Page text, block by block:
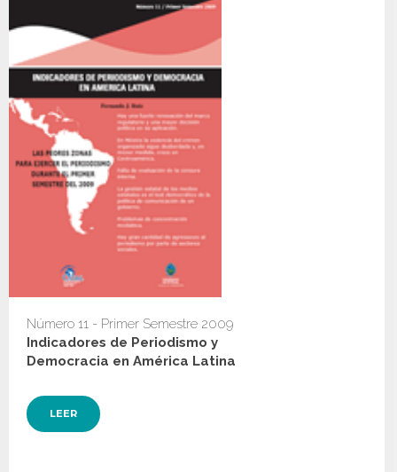
Número 11 - Primer Semestre 2009
Indicadores de Periodismo y
Democracia en América Latina
LEER